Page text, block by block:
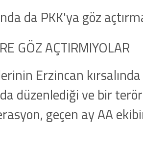
GÖZ AÇTIRMIYOLAR
Erzincan
düzenlediği ve bir
geçen ay AA